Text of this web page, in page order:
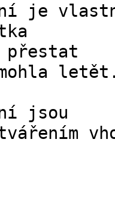
je
jsou